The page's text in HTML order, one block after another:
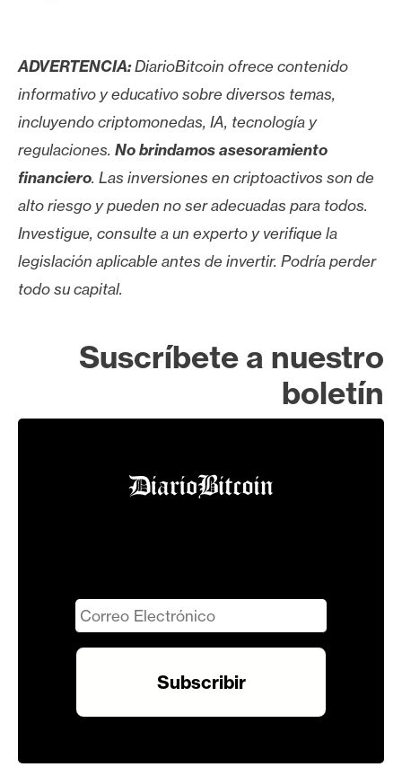
ADVERTENCIA:DiarioBitcoin ofrece contenido
informativo y educativo sobre diversos temas,
incluyendo criptomonedas, IA, tecnología y
regulaciones. No brindamos asesoramiento
financiero. Las inversiones en criptoactivos son de
alto riesgo y pueden no ser adecuadas para todos.
Investigue, consulte a un experto y verifique la
legislación aplicable antes de invertir. Podría perder
todo su capital.
Suscríbete a nuestro
boletín